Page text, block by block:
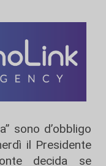
sono d’obbligo
il Presidente
decida se